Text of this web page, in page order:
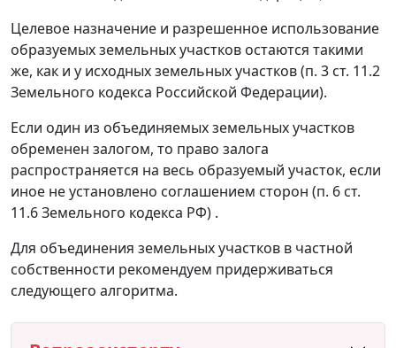
Целевое назначение и разрешенное использование
образуемых земельных участков остаются такими
же, как и у исходных земельных участков (п. 3 ст. 11.2
Земельного кодекса Российской Федерации).
Если один из объединяемых земельных участков
обременен залогом, то право залога
распространяется на весь образуемый участок, если
иное не установлено соглашением сторон (п. 6 ст.
11.6 Земельного кодекса РФ) .
Для объединения земельных участков в частной
собственности рекомендуем придерживаться
следующего алгоритма.